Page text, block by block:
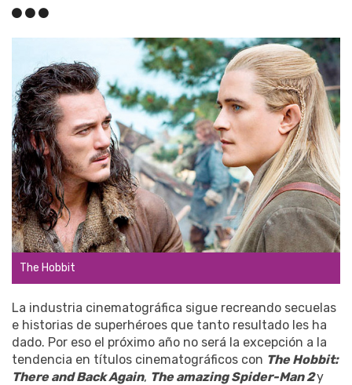
The Hobbit
La industria cinematográfica sigue recreando secuelas
e historias de superhéroes que tanto resultado les ha
dado. Por eso el próximo año no será la excepción a la
tendencia en títulos cinematográficos con The Hobbit:
There and Back Again, The amazing Spider-Man 2y